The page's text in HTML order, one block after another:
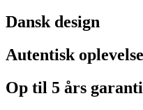
Dansk design
Autentisk oplevelse
Op til 5 års